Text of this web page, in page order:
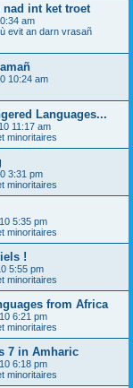
nad int ket troet
am
evit an darn vrasañ
10:24 am
Languages...
11:17 am
minoritaires
3:31 pm
minoritaires
5:35 pm
minoritaires
!
5:55 pm
minoritaires
from Africa
6:21 pm
minoritaires
7 in Amharic
6:18 pm
minoritaires